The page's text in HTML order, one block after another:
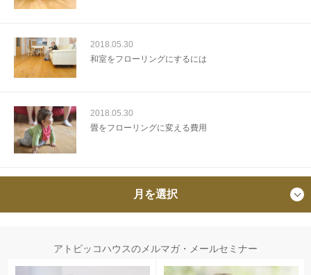
2018.05.30
和室をフローリングにするには
2018.05.30
畳をフローリングに変える費用
月を選択
アトピッコハウスのメルマガ・メールセミナー